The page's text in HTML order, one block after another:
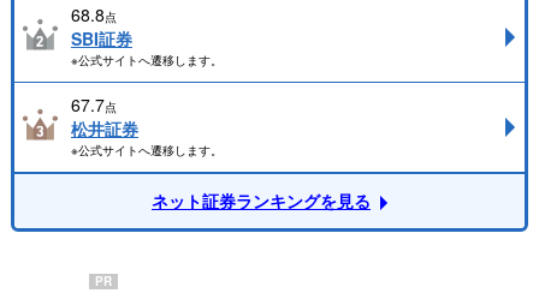
68.8点
SBI証券
※公式サイトへ遷移します。
67.7点
松井証券
※公式サイトへ遷移します。
ネット証券ランキングを見る
PR